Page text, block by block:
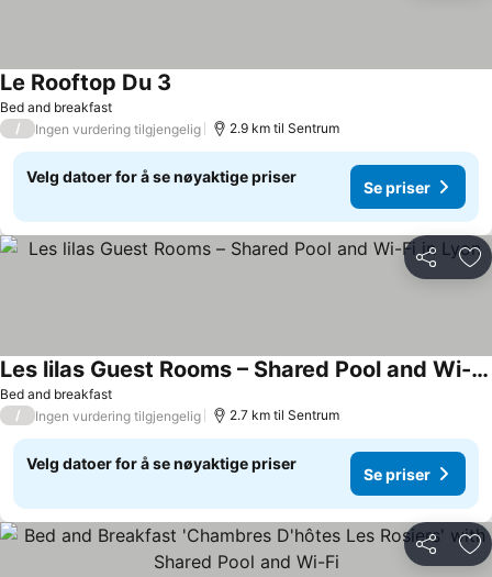
Bed and breakfast
Le Rooftop Du 3
/ Ingen vurdering tilgjengelig 2.9 km til Sentrum
Velg datoer for å se nøyaktige priser
Se priser
Del
Bed and breakfast
Les lilas Guest Rooms – Shared Pool and Wi-Fi in Lyon
/ Ingen vurdering tilgjengelig 2.7 km til Sentrum
Velg datoer for å se nøyaktige priser
Se priser
Del